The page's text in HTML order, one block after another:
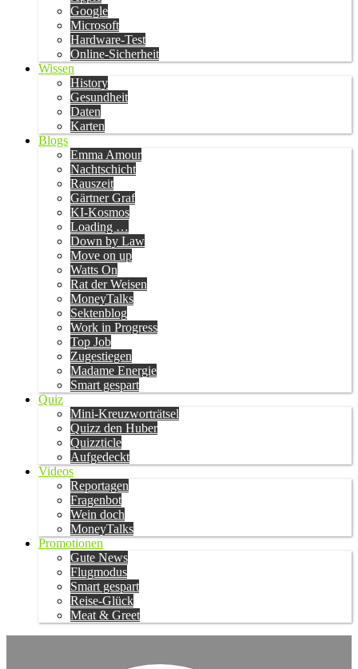
Google
Microsoft
Hardware-Test
Online-Sicherheit
Wissen
History
Gesundheit
Daten
Karten
Blogs
Emma Amour
Nachtschicht
Rauszeit
Gärtner Graf
KI-Kosmos
Loading …
Down by Law
Move on up
Watts On
Rat der Weisen
MoneyTalks
Sektenblog
Work in Progress
Top Job
Zugestiegen
Madame Energie
Smart gespart
Quiz
Mini-Kreuzworträtsel
Quizz den Huber
Quizzticle
Aufgedeckt
Videos
Reportagen
Fragenbot
Wein doch
MoneyTalks
Promotionen
Gute News
Flugmodus
Smart gespart
Reise-Glück
Meat & Greet